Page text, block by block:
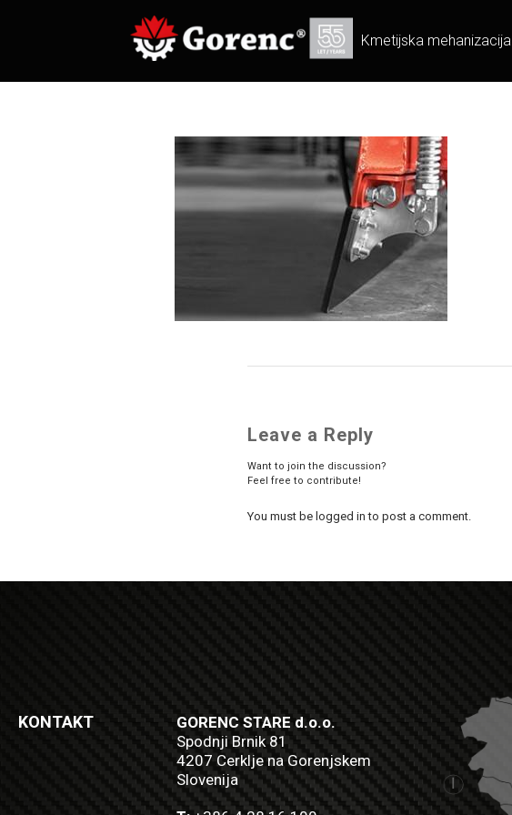
Kmetijska mehanizacija
Leave a Reply
Want to join the discussion?
Feel free to contribute!
You must be logged in to post a comment.
KONTAKT
GORENC STARE d.o.o.
Spodnji Brnik 81
4207 Cerklje na Gorenjskem
Slovenija